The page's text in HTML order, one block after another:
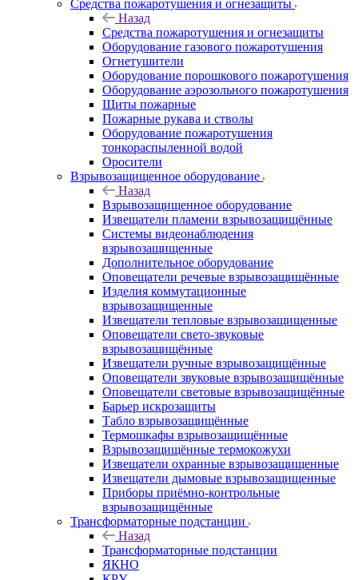
Средства пожаротушения и огнезащиты
Назад
Средства пожаротушения и огнезащиты
Оборудование газового пожаротушения
Огнетушители
Оборудование порошкового пожаротушения
Оборудование аэрозольного пожаротушения
Щиты пожарные
Пожарные рукава и стволы
Оборудование пожаротушения
тонкораспыленной водой
Оросители
Взрывозащищенное оборудование
Назад
Взрывозащищенное оборудование
Извещатели пламени взрывозащищённые
Системы видеонаблюдения
взрывозащищенные
Дополнительное оборудование
Оповещатели речевые взрывозащищённые
Изделия коммутационные
взрывозащищенные
Извещатели тепловые взрывозащищенные
Оповещатели свето-звуковые
взрывозащищённые
Извещатели ручные взрывозащищённые
Оповещатели звуковые взрывозащищённые
Оповещатели световые взрывозащищённые
Барьер искрозащиты
Табло взрывозащищённые
Термошкафы взрывозащищённые
Взрывозащищённые термокожухи
Извещатели охранные взрывозащищенные
Извещатели дымовые взрывозащищенные
Приборы приёмно-контрольные
взрывозащищённые
Трансформаторные подстанции
Назад
Трансформаторные подстанции
ЯКНО